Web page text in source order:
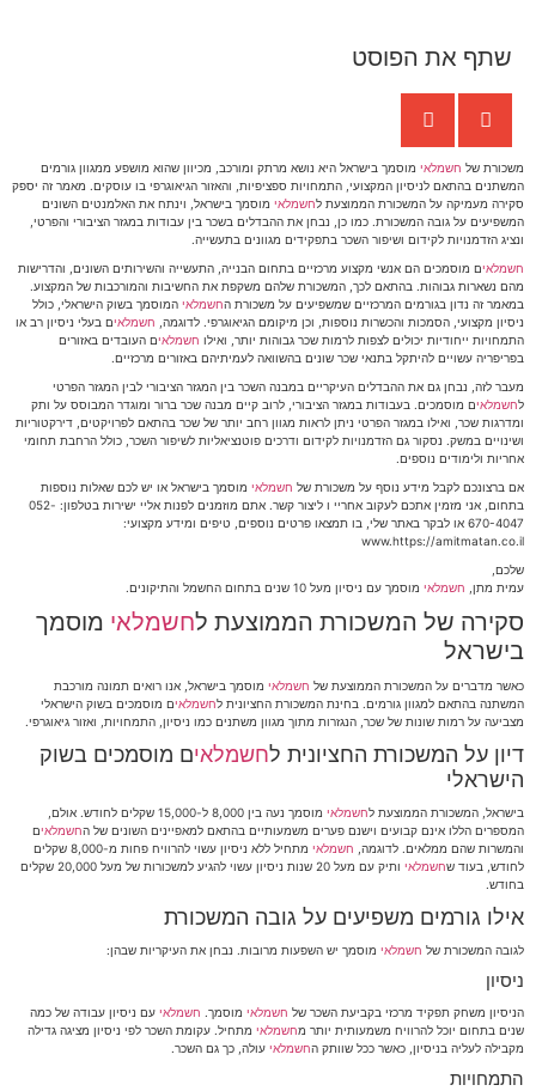
שתף את הפוסט
משכורת של חשמלאי מוסמך בישראל היא נושא מרתק ומורכב, מכיוון שהוא מושפע ממגוון גורמים
המשתנים בהתאם לניסיון המקצועי, התמחויות ספציפיות, והאזור הגיאוגרפי בו עוסקים. מאמר זה יספק
סקירה מעמיקה על המשכורת הממוצעת לחשמלאי מוסמך בישראל, וינתח את האלמנטים השונים
המשפיעים על גובה המשכורת. כמו כן, נבחן את ההבדלים בשכר בין עבודות במגזר הציבורי והפרטי,
ונציג הזדמנויות לקידום ושיפור השכר בתפקידים מגוונים בתעשייה.
חשמלאים מוסמכים הם אנשי מקצוע מרכזיים בתחום הבנייה, התעשייה והשירותים השונים, והדרישות
מהם נשארות גבוהות. בהתאם לכך, המשכורת שלהם משקפת את החשיבות והמורכבות של המקצוע.
במאמר זה נדון בגורמים המרכזיים שמשפיעים על משכורת החשמלאי המוסמך בשוק הישראלי, כולל
ניסיון מקצועי, הסמכות והכשרות נוספות, וכן מיקומם הגיאוגרפי. לדוגמה, חשמלאים בעלי ניסיון רב או
התמחויות ייחודיות יכולים לצפות לרמות שכר גבוהות יותר, ואילו חשמלאים העובדים באזורים
בפריפריה עשויים להיתקל בתנאי שכר שונים בהשוואה לעמיתיהם באזורים מרכזיים.
מעבר לזה, נבחן גם את ההבדלים העיקריים במבנה השכר בין המגזר הציבורי לבין המגזר הפרטי
לחשמלאים מוסמכים. בעבודות במגזר הציבורי, לרוב קיים מבנה שכר ברור ומוגדר המבוסס על ותק
ומדרגות שכר, ואילו במגזר הפרטי ניתן לראות מגוון רחב יותר של שכר בהתאם לפרויקטים, דירקטוריות
ושינויים במשק. נסקור גם הזדמנויות לקידום ודרכים פוטנציאליות לשיפור השכר, כולל הרחבת תחומי
אחריות ולימודים נוספים.
אם ברצונכם לקבל מידע נוסף על משכורת של חשמלאי מוסמך בישראל או יש לכם שאלות נוספות
בתחום, אני מזמין אתכם לעקוב אחריי ו ליצור קשר. אתם מוזמנים לפנות אליי ישירות בטלפון: 052-
670-4047 או לבקר באתר שלי, בו תמצאו פרטים נוספים, טיפים ומידע מקצועי:
www.https://amitmatan.co.il
שלכם,
עמית מתן, חשמלאי מוסמך עם ניסיון מעל 10 שנים בתחום החשמל והתיקונים.
סקירה של המשכורת הממוצעת לחשמלאי מוסמך
בישראל
כאשר מדברים על המשכורת הממוצעת של חשמלאי מוסמך בישראל, אנו רואים תמונה מורכבת
המשתנה בהתאם למגוון גורמים. בחינת המשכורת החציונית לחשמלאים מוסמכים בשוק הישראלי
מצביעה על רמות שונות של שכר, הנגזרות מתוך מגוון משתנים כמו ניסיון, התמחויות, ואזור גיאוגרפי.
דיון על המשכורת החציונית לחשמלאים מוסמכים בשוק
הישראלי
בישראל, המשכורת הממוצעת לחשמלאי
מוסמך נעה בין 8,000 ל-15,000 שקלים לחודש. אולם,
המספרים הללו אינם קבועים וישנם פערים משמעותיים בהתאם למאפיינים השונים של החשמלאים
והמשרות שהם ממלאים. לדוגמה, חשמלאי
מתחיל ללא ניסיון עשוי להרוויח פחות מ-8,000 שקלים
לחודש, בעוד שחשמלאי
ותיק עם מעל 20 שנות ניסיון עשוי להגיע למשכורות של מעל 20,000 שקלים
בחודש.
אילו גורמים משפיעים על גובה המשכורת
לגובה המשכורת של חשמלאי מוסמך יש השפעות מרובות. נבחן את העיקריות שבהן:
ניסיון
הניסיון משחק תפקיד מרכזי בקביעת השכר של חשמלאי מוסמך. חשמלאי עם ניסיון עבודה של כמה
שנים בתחום יוכל להרוויח משמעותית יותר מחשמלאי מתחיל. עקומת השכר לפי ניסיון מציגה גדילה
מקבילה לעליה בניסיון, כאשר ככל שוותק החשמלאי עולה, כך גם השכר.
התמחויות